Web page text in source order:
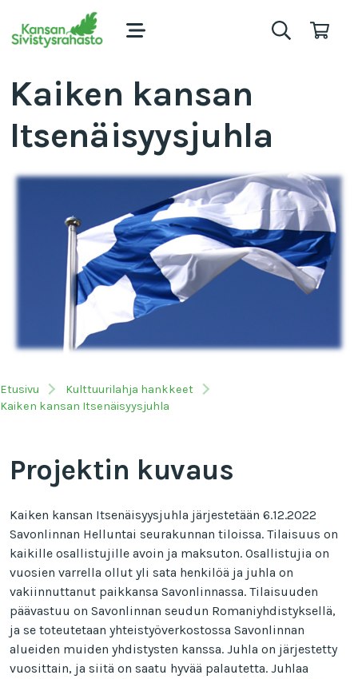
Kaiken kansan
Itsenäisyysjuhla
Etusivu
Kulttuurilahja hankkeet
Kaiken kansan Itsenäisyysjuhla
Projektin kuvaus
Kaiken kansan Itsenäisyysjuhla järjestetään 6.12.2022
Savonlinnan Helluntai seurakunnan tiloissa. Tilaisuus on
kaikille osallistujille avoin ja maksuton. Osallistujia on
vuosien varrella ollut yli sata henkilöä ja juhla on
vakiinnuttanut paikkansa Savonlinnassa. Tilaisuuden
päävastuu on Savonlinnan seudun Romaniyhdistyksellä,
ja se toteutetaan yhteistyöverkostossa Savonlinnan
alueiden muiden yhdistysten kanssa. Juhla on järjestetty
vuosittain, ja siitä on saatu hyvää palautetta. Juhlaa